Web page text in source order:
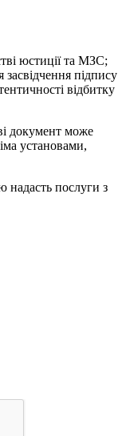
юстиції та МЗС;
підпису
відбитку
документ може
установами,
надасть послуги з